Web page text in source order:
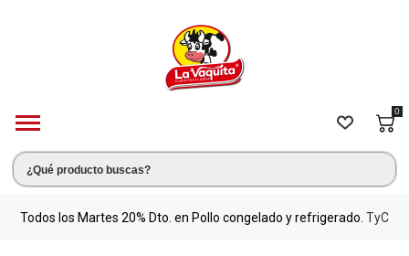
0
Todos los Martes 20% Dto. en Pollo congelado y refrigerado. TyC